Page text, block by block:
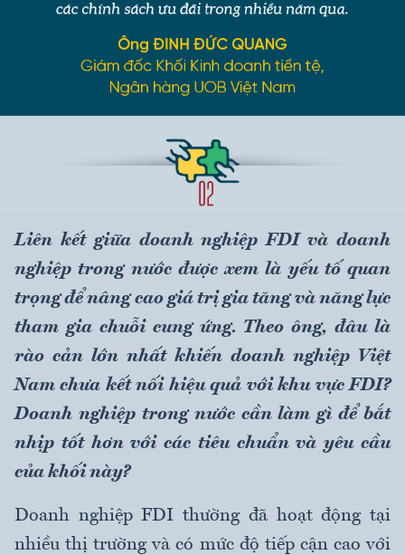
Liên kết giữa doanh nghiệp FDI và doanh
nghiệp trong nước được xem là yếu tố quan
trọng để nâng cao giá trị gia tăng và năng lực
tham gia chuỗi cung ứng. Theo ông, đâu là
rào cản lớn nhất khiến doanh nghiệp Việt
Nam chưa kết nối hiệu quả với khu vực FDI?
Doanh nghiệp trong nước cần làm gì để bắt
nhịp tốt hơn với các tiêu chuẩn và yêu cầu
của khối này?
Doanh nghiệp FDI thường đã hoạt động tại
nhiều thị trường và có mức độ tiếp cận cao với